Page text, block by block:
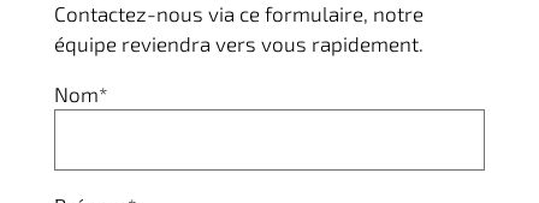
Contactez-nous via ce formulaire, notre
équipe reviendra vers vous rapidement.
Nom*